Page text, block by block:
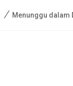
/ Menunggu dalam